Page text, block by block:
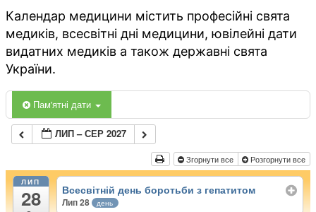
Календар медицини містить професійні свята
медиків, всесвітні дні медицини, ювілейні дати
видатних медиків а також державні свята
України.
Пам'ятні дати
ЛИП – СЕР 2027
Згорнути все Розгорнути все
ЛИП
28 Всесвітній день боротьби з гепатитом
Лип 28 день